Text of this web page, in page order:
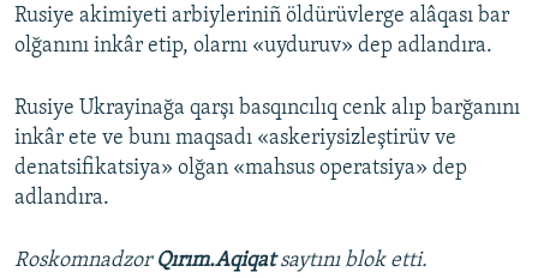
Rusiye akimiyeti arbiyleriniñ öldürüvlerge alâqası bar
olğanını inkâr etip, olarnı «uyduruv» dep adlandıra.
Rusiye Ukrayinağa qarşı basqıncılıq cenk alıp barğanını
inkâr ete ve bunı maqsadı «askeriysizleştirüv ve
denatsifikatsiya» olğan «mahsus operatsiya» dep
adlandıra.
Roskomnadzor Qırım.Aqiqatsaytını blok etti.